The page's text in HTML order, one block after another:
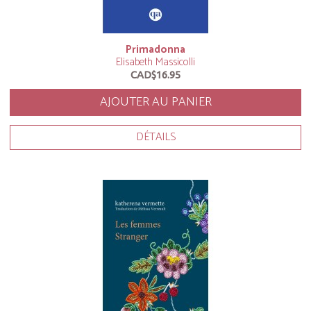
Primadonna
Elisabeth Massicolli
CAD$16.95
AJOUTER AU PANIER
DÉTAILS